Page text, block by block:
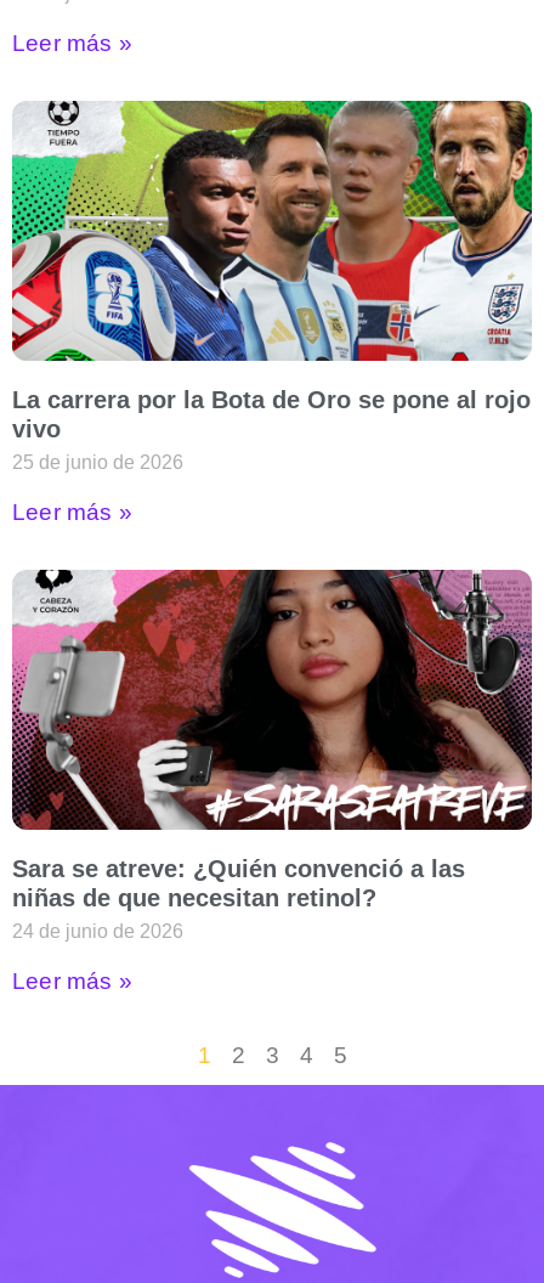
Leer más »
La carrera por la Bota de Oro se pone al rojo
vivo
25 de junio de 2026
Leer más »
Sara se atreve: ¿Quién convenció a las
niñas de que necesitan retinol?
24 de junio de 2026
Leer más »
1 2 3 4 5